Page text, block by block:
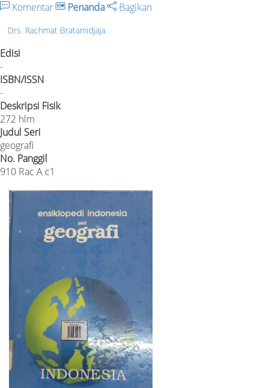
Komentar Penanda Bagikan
Drs. Rachmat Bratamidjaja
Edisi
-
ISBN/ISSN
-
Deskripsi Fisik
272 hlm
Judul Seri
geografi
No. Panggil
910 Rac A c1